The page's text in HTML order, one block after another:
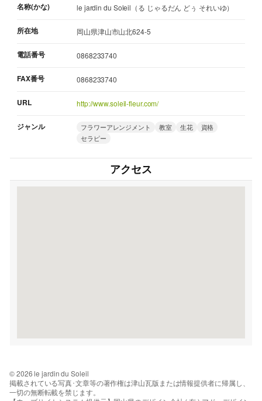
名称(かな) le jardin du Soleil（る じゃるだん どぅ それいゆ）
所在地 岡山県津山市山北624-5
電話番号 0868233740
FAX番号 0868233740
URL http://www.soleil-fleur.com/
ジャンル フラワーアレンジメント 教室 生花
資格
セラピー
アクセス
© 2026 le jardin du Soleil
掲載されている写真･文章等の著作権は津山瓦版または情報提供者に帰属し、
一切の無断転載を禁じます。